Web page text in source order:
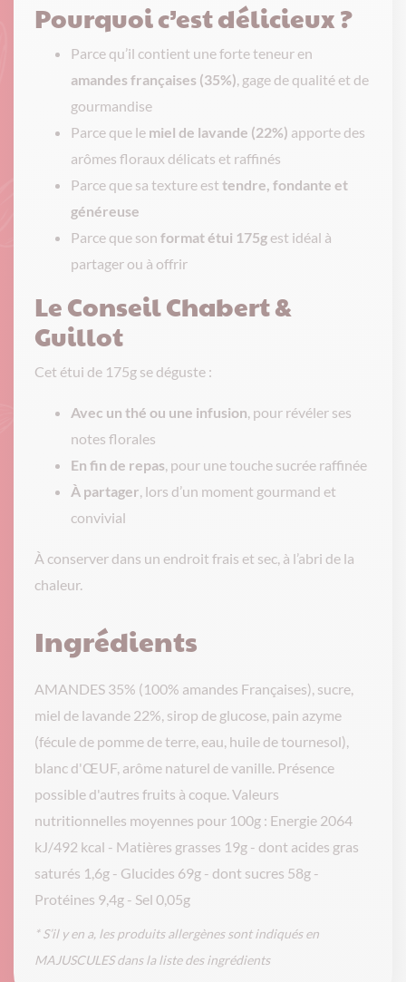
Pourquoi c’est délicieux ?
Parce qu’il contient une forte teneur en
amandes françaises (35%), gage de qualité et de
gourmandise
Parce que le miel de lavande (22%) apporte des
arômes floraux délicats et raffinés
Parce que sa texture est tendre, fondante et
généreuse
Parce que son format étui 175g est idéal à
partager ou à offrir
Le Conseil Chabert &
Guillot
Cet étui de 175g se déguste :
Avec un thé ou une infusion, pour révéler ses
notes florales
En fin de repas, pour une touche sucrée raffinée
À partager, lors d’un moment gourmand et
convivial
À conserver dans un endroit frais et sec, à l’abri de la
chaleur.
Ingrédients
AMANDES 35% (100% amandes Françaises), sucre,
miel de lavande 22%, sirop de glucose, pain azyme
(fécule de pomme de terre, eau, huile de tournesol),
blanc d'ŒUF, arôme naturel de vanille. Présence
possible d'autres fruits à coque. Valeurs
nutritionnelles moyennes pour 100g : Energie 2064
kJ/492 kcal - Matières grasses 19g - dont acides gras
saturés 1,6g - Glucides 69g - dont sucres 58g -
Protéines 9,4g - Sel 0,05g
* S’il y en a, les produits allergènes sont indiqués en
MAJUSCULES dans la liste des ingrédients